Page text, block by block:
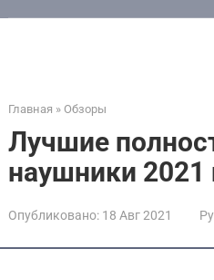
Главная » Обзоры
Лучшие
наушники 2021
Опубликовано: 18 Авг 2021